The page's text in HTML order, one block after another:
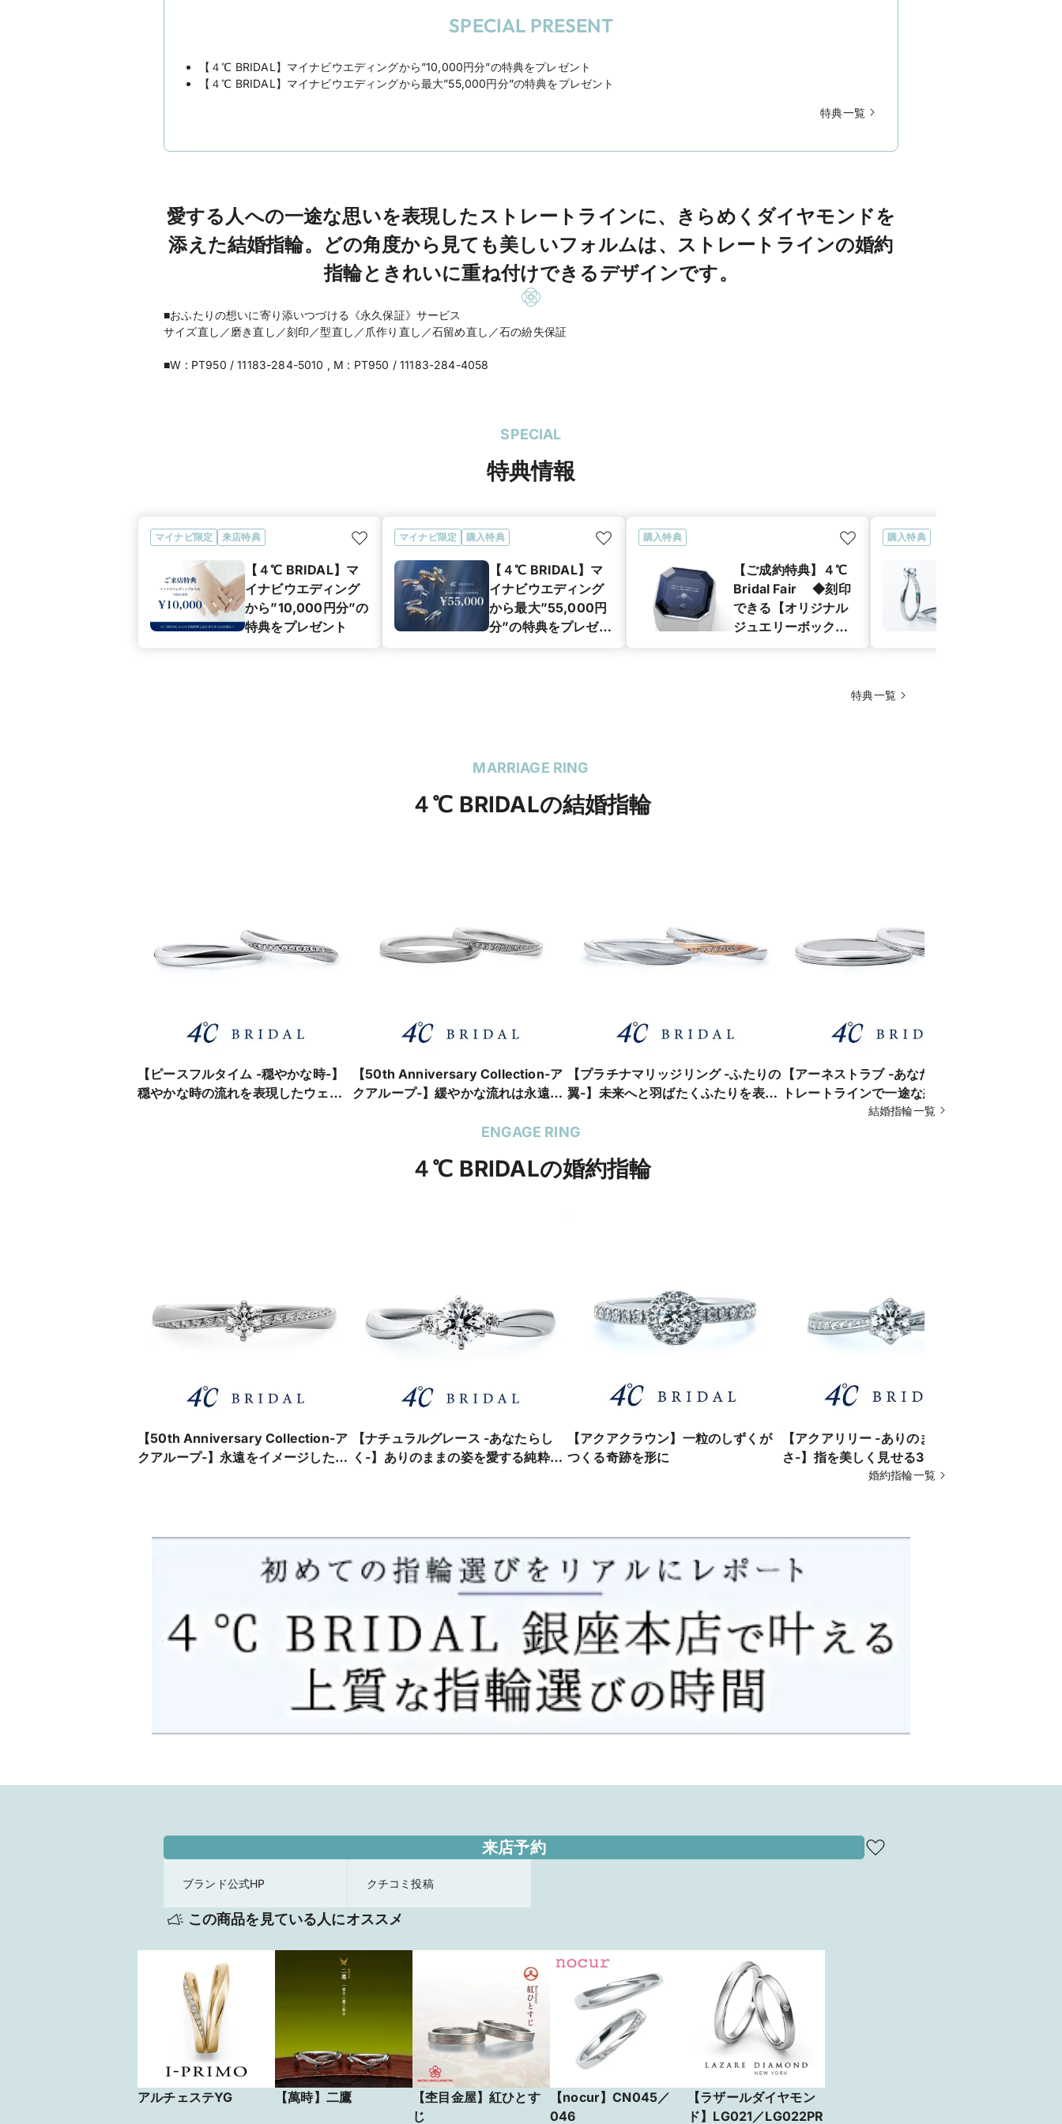
SPECIAL PRESENT
【４℃ BRIDAL】マイナビウエディングから”10,000円分”の特典をプレゼント
【４℃ BRIDAL】マイナビウエディングから最大”55,000円分”の特典をプレゼント
特典一覧
愛する人への一途な思いを表現したストレートラインに、きらめくダイヤモンドを
添えた結婚指輪。どの角度から見ても美しいフォルムは、ストレートラインの婚約
指輪ときれいに重ね付けできるデザインです。
■おふたりの想いに寄り添いつづける《永久保証》サービス
サイズ直し／磨き直し／刻印／型直し／爪作り直し／石留め直し／石の紛失保証
■W : PT950 / 11183-284-5010 , M : PT950 / 11183-284-4058
SPECIAL
特典情報
マイナビ限定 来店特典
【４℃ BRIDAL】マ
イナビウエディング
から”10,000円分”の
特典をプレゼント
マイナビ限定 購入特典
【４℃ BRIDAL】マ
イナビウエディング
から最大”55,000円
分”の特典をプレゼン
購入特典
【ご成約特典】４℃
Bridal Fair ◆刻印
できる【オリジナル
ジュエリーボック
購入特典
特典一覧
MARRIAGE RING
４℃ BRIDALの結婚指輪
【ピースフルタイム -穏やかな時-】
穏やかな時の流れを表現したウェー
【50th Anniversary Collection-ア
クアループ-】緩やかな流れは永遠を
【プラチナマリッジリング -ふたりの
翼-】未来へと羽ばたくふたりを表現
【アーネストラブ -あなただけ-】ス
トレートラインで一途な想いを表現
結婚指輪一覧
ENGAGE RING
４℃ BRIDALの婚約指輪
【50th Anniversary Collection-ア
クアループ-】永遠をイメージした流
【ナチュラルグレース -あなたらし
く-】ありのままの姿を愛する純粋な
【アクアクラウン】一粒のしずくが
つくる奇跡を形に
【アクアリリー -ありのままの美し
さ-】指を美しく見せる360度の緩や
かなウェーブライン婚約指輪一覧
来店予約
ブランド公式HP クチコミ投稿
この商品を見ている人にオススメ
アルチェステYG 【萬時】二鷹
【杢目金屋】紅ひとす
じ
【nocur】CN045／
046
【ラザールダイヤモン
ド】LG021／LG022PR